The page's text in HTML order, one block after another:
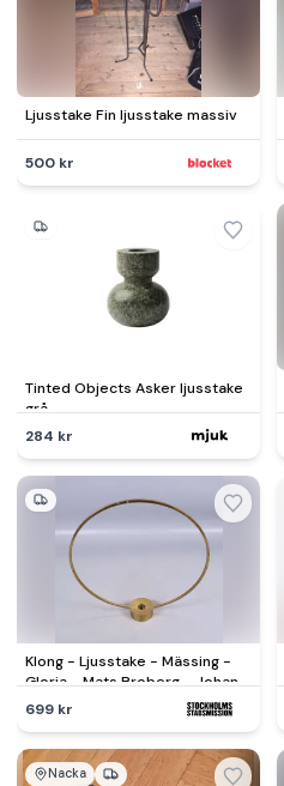
Ljusstake Fin ljusstake massiv
500 kr
Tinted Objects Asker ljusstake
grå
284 kr
Klong - Ljusstake - Mässing -
Gloria - Mats Broberg - Johan
Riderstråle
699 kr
Nacka